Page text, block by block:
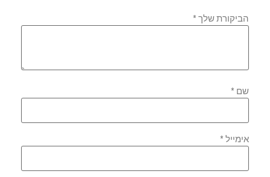
הביקורת שלך*
שם*
אימייל*